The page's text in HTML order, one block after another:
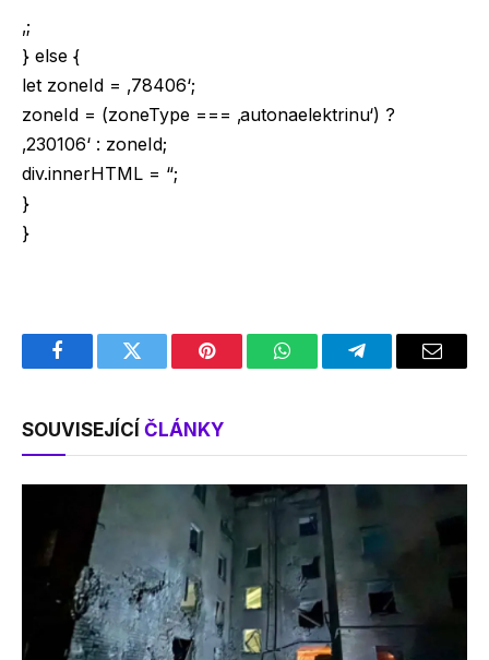
‚;
} else {
let zoneId = ‚78406‘;
zoneId = (zoneType === ‚autonaelektrinu‘) ?
‚230106‘ : zoneId;
div.innerHTML = “;
}
}
FacebookTwitter Pinterest WhatsAppTelegramEmail
SOUVISEJÍCÍ ČLÁNKY